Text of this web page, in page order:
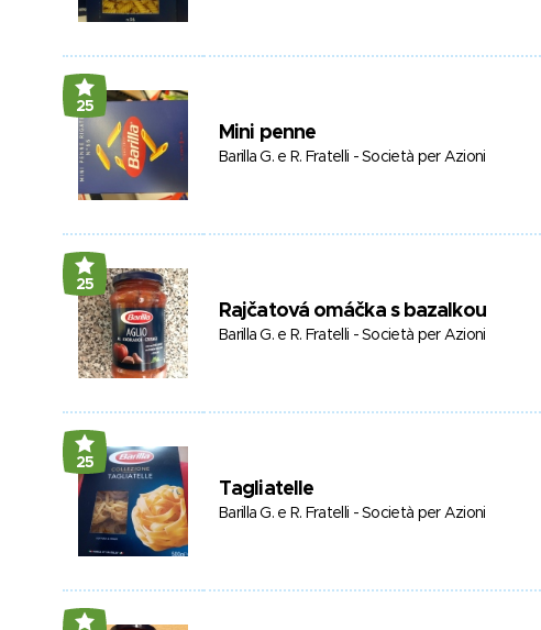
25
Mini penne
Barilla G. e R. Fratelli - Società per Azioni
25
Rajčatová omáčka s bazalkou
Barilla G. e R. Fratelli - Società per Azioni
25
Tagliatelle
Barilla G. e R. Fratelli - Società per Azioni